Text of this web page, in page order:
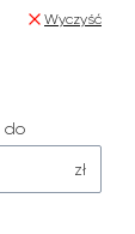
Wyczyść
do
zł